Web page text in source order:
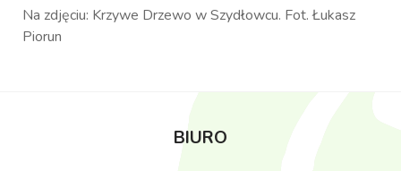
Na zdjęciu: Krzywe Drzewo w Szydłowcu. Fot. Łukasz
Piorun
BIURO